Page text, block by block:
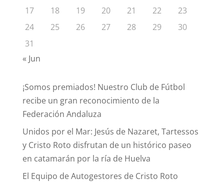
17
18 19 20 21 22
23
24
25 26 27 28 29
30
31
« Jun
¡Somos premiados! Nuestro Club de Fútbol
recibe un gran reconocimiento de la
Federación Andaluza
Unidos por el Mar: Jesús de Nazaret, Tartessos
y Cristo Roto disfrutan de un histórico paseo
en catamarán por la ría de Huelva
El Equipo de Autogestores de Cristo Roto